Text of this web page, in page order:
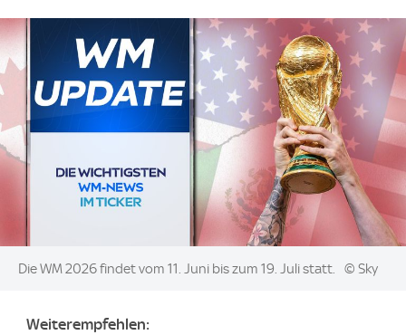
Image:
Die WM 2026 findet vom 11. Juni bis zum 19. Juli statt. © Sky
Weiterempfehlen: